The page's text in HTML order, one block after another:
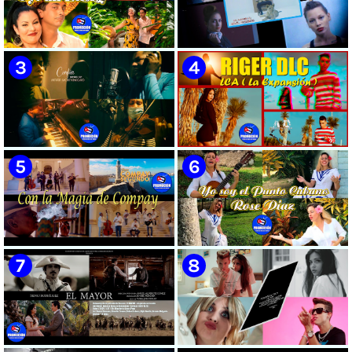
🟡 Susel Gómez (La China) ||
¨Oye Mi Leloley¨ || Director:
Onelio Jesús Larralde González
|| Música popular bailable
cubana || Videoclip || CUBA
🟡 F-CUBA - ¨Solita¨ -
Videoclip - Director: Asiel
Babastro
🟡 María Montenegro -
¨Confía¨ 📺 Videoclip. CUBA
🟡 Riger DLC || ¨LCA ( La
Expansión )¨ || Director: Dani
A.R || Música cubana || Videoclip
|| CUBA
🟡 Grupo Compay Segundo ||
¨Con La Magia de Compay¨ ||
Música popular tradicional
🟡 Rose Díaz || ¨Yo soy el Punto
Cubano¨ (Autores: Celina
González y Reutilio